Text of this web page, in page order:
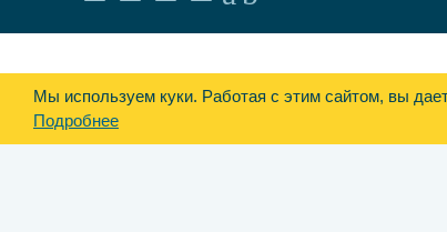
Мы используем куки. Работая с этим сайтом, вы
Подробнее